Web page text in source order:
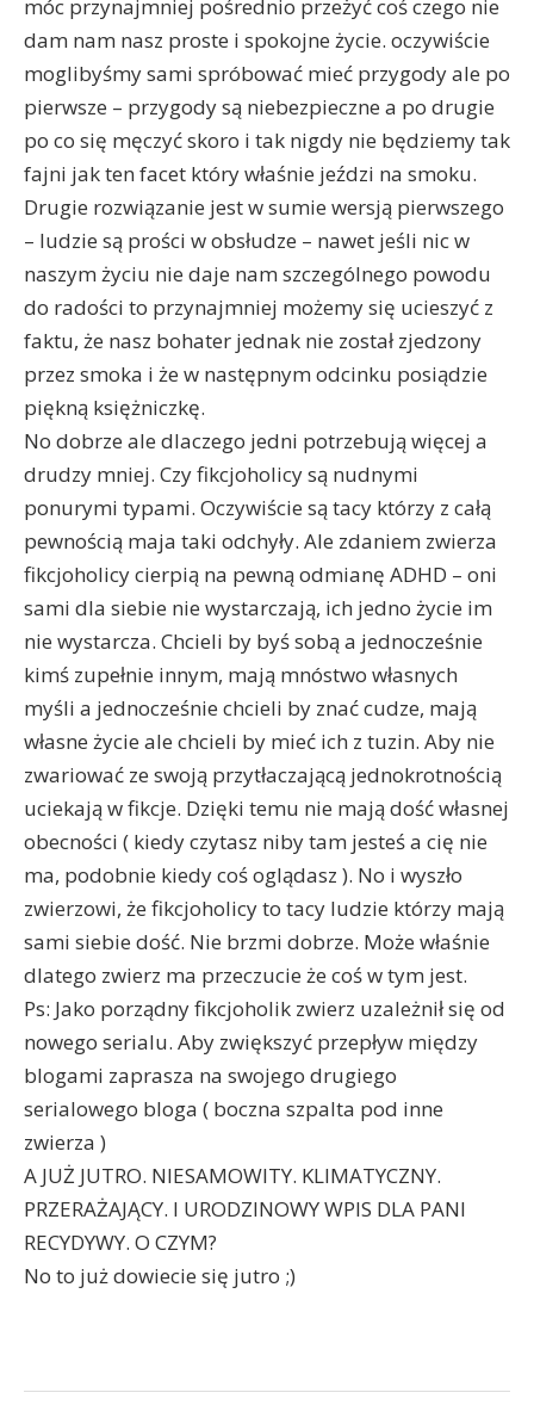
móc przynajmniej pośrednio przeżyć coś czego nie
dam nam nasz proste i spokojne życie. oczywiście
moglibyśmy sami spróbować mieć przygody ale po
pierwsze – przygody są niebezpieczne a po drugie
po co się męczyć skoro i tak nigdy nie będziemy tak
fajni jak ten facet który właśnie jeździ na smoku.
Drugie rozwiązanie jest w sumie wersją pierwszego
– ludzie są prości w obsłudze – nawet jeśli nic w
naszym życiu nie daje nam szczególnego powodu
do radości to przynajmniej możemy się ucieszyć z
faktu, że nasz bohater jednak nie został zjedzony
przez smoka i że w następnym odcinku posiądzie
piękną księżniczkę.
No dobrze ale dlaczego jedni potrzebują więcej a
drudzy mniej. Czy fikcjoholicy są nudnymi
ponurymi typami. Oczywiście są tacy którzy z całą
pewnością maja taki odchyły. Ale zdaniem zwierza
fikcjoholicy cierpią na pewną odmianę ADHD – oni
sami dla siebie nie wystarczają, ich jedno życie im
nie wystarcza. Chcieli by byś sobą a jednocześnie
kimś zupełnie innym, mają mnóstwo własnych
myśli a jednocześnie chcieli by znać cudze, mają
własne życie ale chcieli by mieć ich z tuzin. Aby nie
zwariować ze swoją przytłaczającą jednokrotnością
uciekają w fikcje. Dzięki temu nie mają dość własnej
obecności ( kiedy czytasz niby tam jesteś a cię nie
ma, podobnie kiedy coś oglądasz ). No i wyszło
zwierzowi, że fikcjoholicy to tacy ludzie którzy mają
sami siebie dość. Nie brzmi dobrze. Może właśnie
dlatego zwierz ma przeczucie że coś w tym jest.
Ps: Jako porządny fikcjoholik zwierz uzależnił się od
nowego serialu. Aby zwiększyć przepływ między
blogami zaprasza na swojego drugiego
serialowego bloga ( boczna szpalta pod inne
zwierza )
A JUŻ JUTRO. NIESAMOWITY. KLIMATYCZNY.
PRZERAŻAJĄCY. I URODZINOWY WPIS DLA PANI
RECYDYWY. O CZYM?
No to już dowiecie się jutro ;)